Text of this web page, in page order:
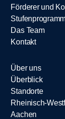
Förderer und
Das Team
Kontakt
Über uns
Überblick
Standorte
Rheinisch-
Aachen